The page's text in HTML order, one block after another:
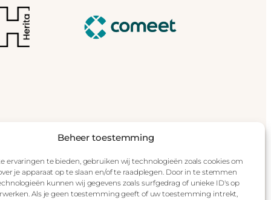
Beheer toestemming
ervaringen te bieden, gebruiken wij technologieën zoals cookies om
je apparaat op te slaan en/of te raadplegen. Door in te stemmen
kunnen wij gegevens zoals surfgedrag of unieke ID's op
Als je geen toestemming geeft of uw toestemming intrekt,
Disclaimer Impressum